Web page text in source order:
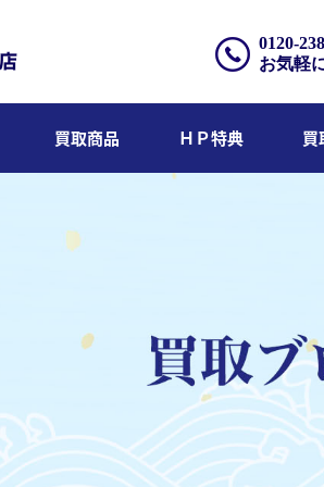
0120-
お気軽
買取商品 ＨＰ特典 買